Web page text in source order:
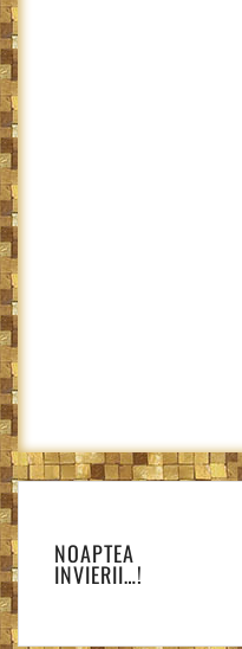
Navigare
în
articole
NOAPTEA
INVIERII…!